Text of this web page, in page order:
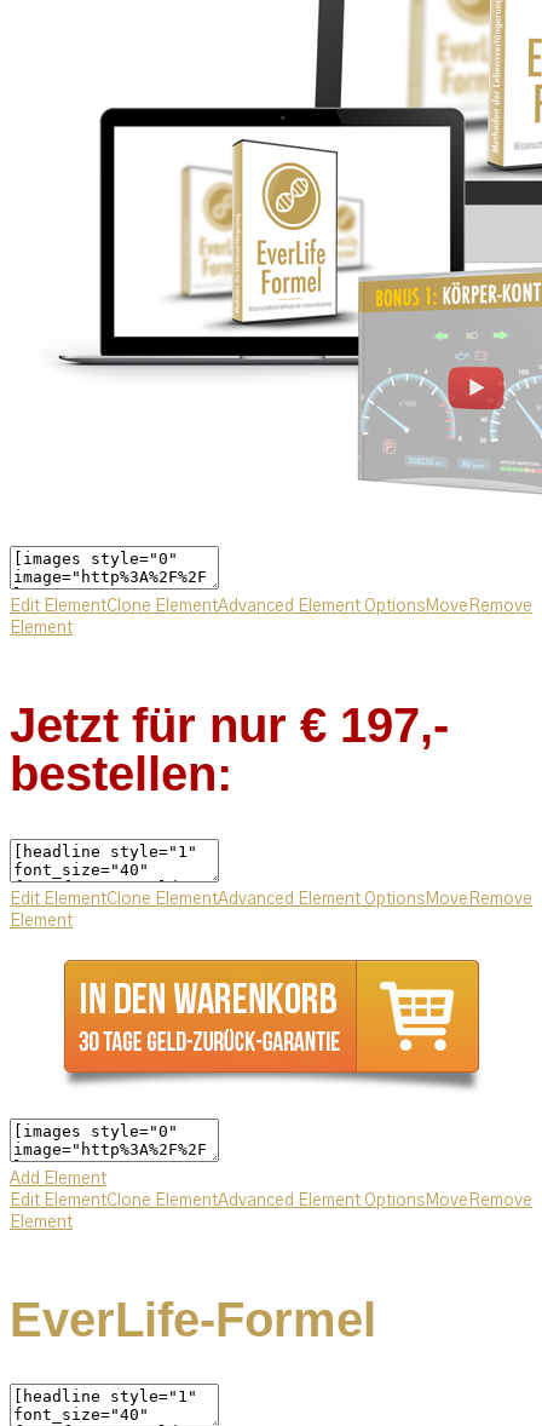
Edit ElementClone ElementAdvanced Element Options Move Remove
Element
Jetzt für nur € 197,-
bestellen:
Edit ElementClone ElementAdvanced Element Options Move Remove
Element
Add Element
Edit ElementClone ElementAdvanced Element Options Move Remove
Element
EverLife-Formel